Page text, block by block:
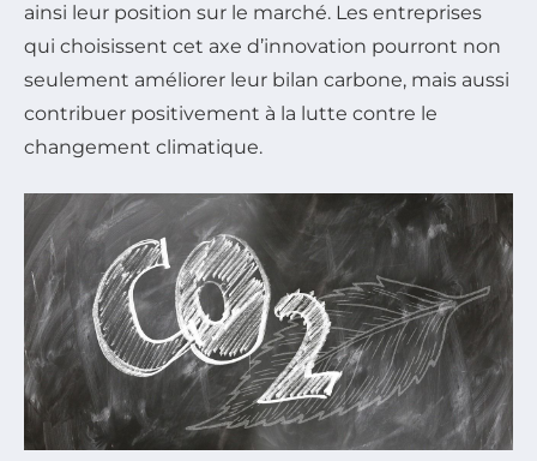
ainsi leur position sur le marché. Les entreprises
qui choisissent cet axe d’innovation pourront non
seulement améliorer leur bilan carbone, mais aussi
contribuer positivement à la lutte contre le
changement climatique.